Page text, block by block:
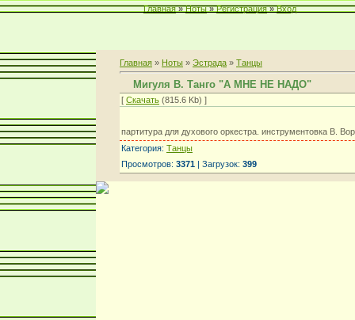
Главная » Ноты » Регистрация » Вход
Главная » Ноты » Эстрада » Танцы
Мигуля В. Танго "А МНЕ НЕ НАДО"
[ Скачать (815.6 Kb) ]
партитура для духового оркестра. инструментовка В.
Категория: Танцы
Просмотров: 3371 | Загрузок: 399